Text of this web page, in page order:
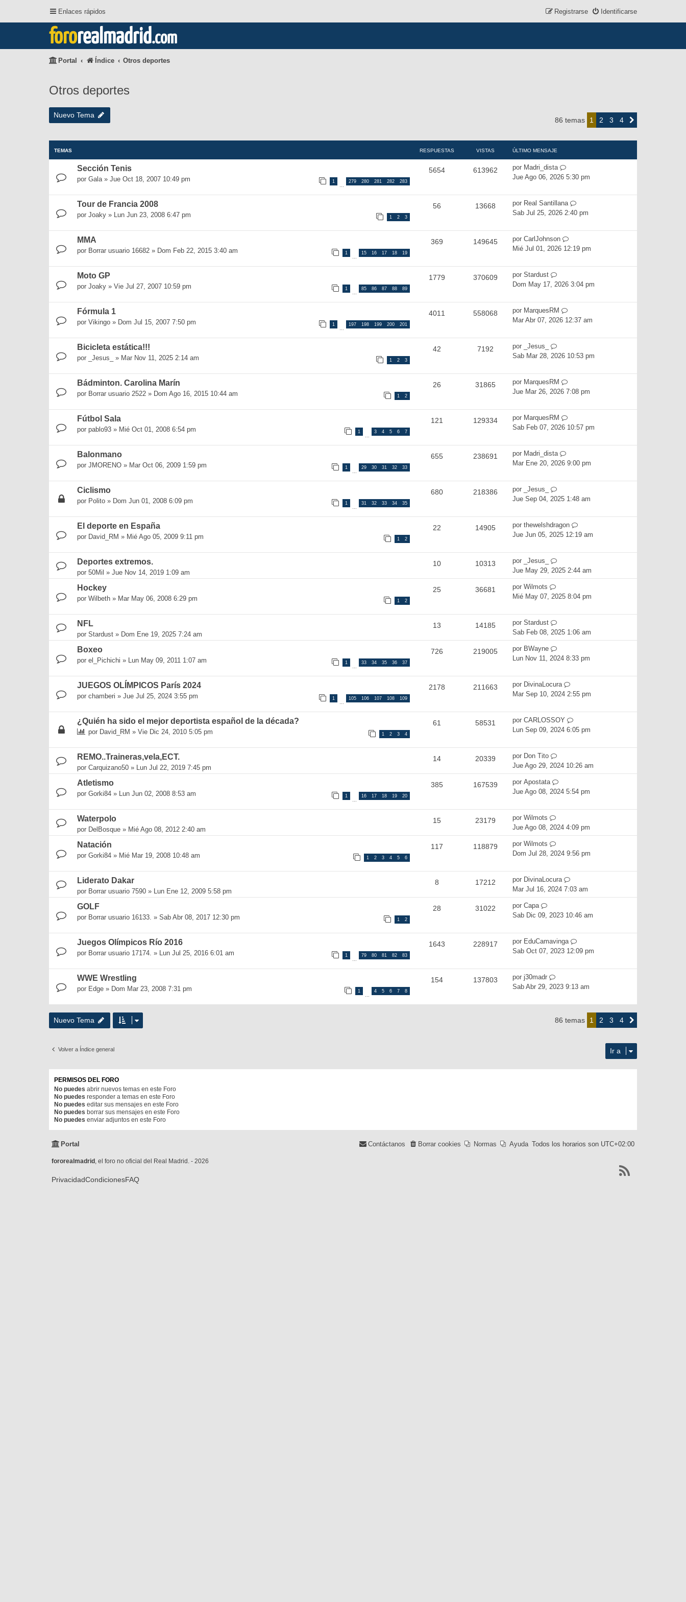
Enlaces rápidos Identificarse
Registrarse
fororealmadrid.com
Portal Índice Otros deportes
Otros deportes
Nuevo Tema
86 temas 1 2 3 4
Siguiente
TEMAS RESPUESTAS VISTAS ÚLTIMO MENSAJE
Sección Tenis
por Gala» Jue Oct 18, 2007 10:49 pm 1
…
279 280 281 282 283
5654 613962 por Madri_dista
Jue Ago 06, 2026 5:30 pm
Tour de Francia 2008
por Joaky » Lun Jun 23, 2008 6:47 pm 1 2 3
56 13668 por Real Santillana
Sab Jul 25, 2026 2:40 pm
MMA
por Borrar usuario 16682 » Dom Feb 22, 2015 3:40 am 1
…
15 16 17 18 19
369 149645 por CarlJohnson
Mié Jul 01, 2026 12:19 pm
Moto GP
por Joaky » Vie Jul 27, 2007 10:59 pm 1
…
85 86 87 88 89
1779 370609 por Stardust
Dom May 17, 2026 3:04 pm
Fórmula 1
por Vikingo » Dom Jul 15, 2007 7:50 pm 1
…
197 198 199 200 201
4011 558068 por MarquesRM
Mar Abr 07, 2026 12:37 am
Bicicleta estática!!!
por _Jesus_ » Mar Nov 11, 2025 2:14 am 1 2 3
42 7192 por
_Jesus_
Sab Mar 28, 2026 10:53 pm
Bádminton. Carolina Marín
por Borrar usuario 2522 » Dom Ago 16, 2015 10:44 am 1 2
26 31865 por MarquesRM
Jue Mar 26, 2026 7:08 pm
Fútbol Sala
por pablo93 » Mié Oct 01, 2008 6:54 pm 1
…
3 4 5 6 7
121 129334 por MarquesRM
Sab Feb 07, 2026 10:57 pm
Balonmano
por JMORENO » Mar Oct 06, 2009 1:59 pm 1
…
29 30 31 32 33
655 238691 por Madri_dista
Mar Ene 20, 2026 9:00 pm
Ciclismo
por Polito » Dom Jun 01, 2008 6:09 pm 1
…
31 32 33 34 35
680 218386 por
_Jesus_
Jue Sep 04, 2025 1:48 am
El deporte en España
por David_RM » Mié Ago 05, 2009 9:11 pm 1 2
22 14905 por thewelshdragon
Jue Jun 05, 2025 12:19 am
Deportes extremos.
por 50Mil » Jue Nov 14, 2019 1:09 am
10 10313 por
_Jesus_
Jue May 29, 2025 2:44 am
Hockey
por Wilbeth » Mar May 06, 2008 6:29 pm 1 2
25 36681 por Wilmots
Mié May 07, 2025 8:04 pm
NFL
por Stardust » Dom Ene 19, 2025 7:24 am
13 14185 por Stardust
Sab Feb 08, 2025 1:06 am
Boxeo
por el_Pichichi » Lun May 09, 2011 1:07 am 1
…
33 34 35 36 37
726 219005 por BWayne
Lun Nov 11, 2024 8:33 pm
JUEGOS OLÍMPICOS París 2024
por chamberi » Jue Jul 25, 2024 3:55 pm 1
…
105 106 107 108 109
2178 211663 por DivinaLocura
Mar Sep 10, 2024 2:55 pm
¿Quién ha sido el mejor deportista español de la década?
por David_RM » Vie Dic 24, 2010 5:05 pm 1 2 3 4
61 58531 por CARLOSSOY
Lun Sep 09, 2024 6:05 pm
REMO..Traineras,vela,ECT.
por Carquizano50 » Lun Jul 22, 2019 7:45 pm
14 20339 por Don Tito
Jue Ago 29, 2024 10:26 am
Atletismo
por Gorki84 » Lun Jun 02, 2008 8:53 am 1
…
16 17 18 19 20
385 167539 por Apostata
Jue Ago 08, 2024 5:54 pm
Waterpolo
por DelBosque » Mié Ago 08, 2012 2:40 am
15 23179 por Wilmots
Jue Ago 08, 2024 4:09 pm
Natación
por Gorki84 » Mié Mar 19, 2008 10:48 am 1 2 3 4 5 6
117 118879 por Wilmots
Dom Jul 28, 2024 9:56 pm
Liderato Dakar
por Borrar usuario 7590 » Lun Ene 12, 2009 5:58 pm
8 17212 por DivinaLocura
Mar Jul 16, 2024 7:03 am
GOLF
por Borrar usuario 16133. » Sab Abr 08, 2017 12:30 pm 1 2
28 31022 por Capa
Sab Dic 09, 2023 10:46 am
Juegos Olímpicos Río 2016
por Borrar usuario 17174. » Lun Jul 25, 2016 6:01 am 1
…
79 80 81 82 83
1643 228917 por EduCamavinga
Sab Oct 07, 2023 12:09 pm
WWE Wrestling
por Edge » Dom Mar 23, 2008 7:31 pm 1
…
4 5 6 7 8
154 137803 por j30madr
Sab Abr 29, 2023 9:13 am
Nuevo Tema 86 temas 1 2 3 4
Siguiente
Volver a Índice general Ir a
PERMISOS DEL FORO
No puedes abrir nuevos temas en este Foro
No puedes responder a temas en este Foro
No puedes editar sus mensajes en este Foro
No puedes borrar sus mensajes en este Foro
No puedes enviar adjuntos en este Foro
Portal Todos los horarios son UTC+02:00
Ayuda
Normas
Borrar cookies
Contáctanos
fororealmadrid , el foro no oficial del Real Madrid. - 2026
PrivacidadCondicionesFAQ